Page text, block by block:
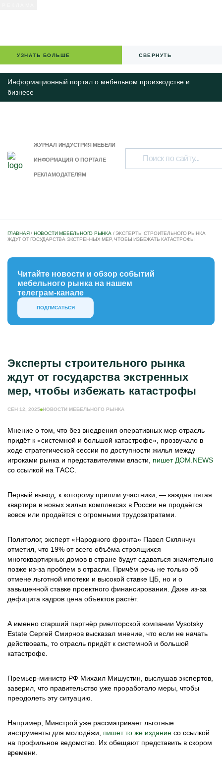
УЗНАТЬ БОЛЬШЕ СВЕРНУТЬ
Информационный портал о мебельном производстве и
бизнесе
ЖУРНАЛ ИНДУСТРИЯ МЕБЕЛИ
ИНФОРМАЦИЯ О ПОРТАЛЕ
РЕКЛАМОДАТЕЛЯМ
ГЛАВНАЯ/ НОВОСТИ МЕБЕЛЬНОГО РЫНКА /ЭКСПЕРТЫ СТРОИТЕЛЬНОГО РЫНКА
ЖДУТ ОТ ГОСУДАРСТВА ЭКСТРЕННЫХ МЕР, ЧТОБЫ ИЗБЕЖАТЬ КАТАСТРОФЫ
Читайте новости и обзор событий
мебельного рынка на нашем
телеграм-канале
ПОДПИСАТЬСЯ
Эксперты строительного рынка
ждут от государства экстренных
мер, чтобы избежать катастрофы
СЕН 12, 2025 НОВОСТИ МЕБЕЛЬНОГО РЫНКА
Мнение о том, что без внедрения оперативных мер отрасль
придёт к «системной и большой катастрофе», прозвучало в
ходе стратегической сессии по доступности жилья между
игроками рынка и представителями власти, пишет ДОМ.NEWS
со ссылкой на ТАСС.
Первый вывод, к которому пришли участники, — каждая пятая
квартира в новых жилых комплексах в России не продаётся
вовсе или продаётся с огромными трудозатратами.
Политолог, эксперт «Народного фронта» Павел Склянчук
отметил, что 19% от всего объёма строящихся
многоквартирных домов в стране будут сдаваться значительно
позже из-за проблем в отрасли. Причём речь не только об
отмене льготной ипотеки и высокой ставке ЦБ, но и о
завышенной ставке проектного финансирования. Даже из-за
дефицита кадров цена объектов растёт.
А именно старший партнёр риелторской компании Vysotsky
Estate Сергей Смирнов высказал мнение, что если не начать
действовать, то отрасль придёт к системной и большой
катастрофе.
Премьер-министр РФ Михаил Мишустин, выслушав экспертов,
заверил, что правительство уже проработало меры, чтобы
преодолеть эту ситуацию.
Например, Минстрой уже рассматривает льготные
инструменты для молодёжи, пишет то же издание со ссылкой
на профильное ведомство. Их обещают представить в скором
времени.